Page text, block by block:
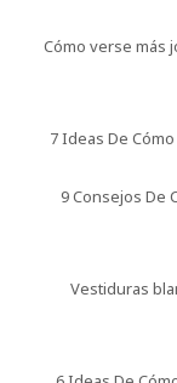
Cómo verse más
7 Ideas De
9 Consejos De
Vestiduras